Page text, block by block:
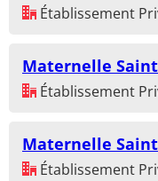
Établissement
Maternelle
Établissement
Maternelle
Établissement